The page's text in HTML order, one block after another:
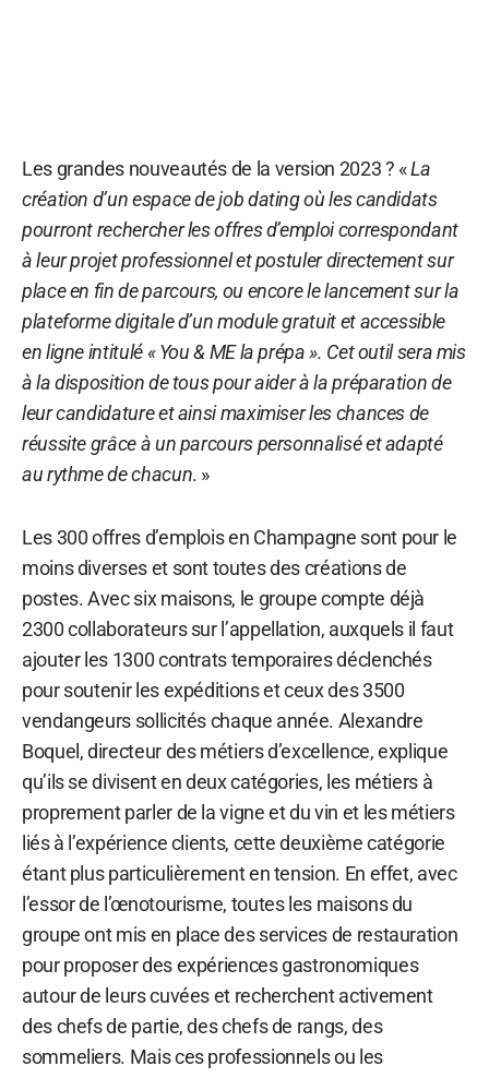
Les grandes nouveautés de la version 2023 ? «La
création d’un espace de job dating où les candidats
pourront rechercher les offres d’emploi correspondant
à leur projet professionnel et postuler directement sur
place en fin de parcours, ou encore le lancement sur la
plateformedigitale d’un module gratuit et accessible
en ligne intitulé « You & ME la prépa ». Cet outil sera mis
à la disposition de tous pour aider à la préparation de
leur candidature et ainsi maximiser les chances de
réussite grâce à un parcours personnalisé et adapté
au rythme de chacun. »
Les 300 offres d’emplois en Champagne sont pour le
moins diverses et sont toutes des créations de
postes. Avec six maisons, le groupe compte déjà
2300 collaborateurs sur l’appellation, auxquels il faut
ajouter les 1300 contrats temporaires déclenchés
pour soutenir les expéditions et ceux des 3500
vendangeurs sollicités chaque année. Alexandre
Boquel, directeur des métiers d’excellence, explique
qu’ils se divisent en deux catégories, les métiers à
proprement parler de la vigne et du vin et les métiers
liés à l’expérience clients, cette deuxième catégorie
étant plus particulièrement en tension. En effet, avec
l’essor de l’œnotourisme, toutes les maisons du
groupe ont mis en place des services de restauration
pour proposer des expériences gastronomiques
autour de leurs cuvées et recherchent activement
des chefs de partie, des chefs de rangs, des
sommeliers. Mais ces professionnels ou les